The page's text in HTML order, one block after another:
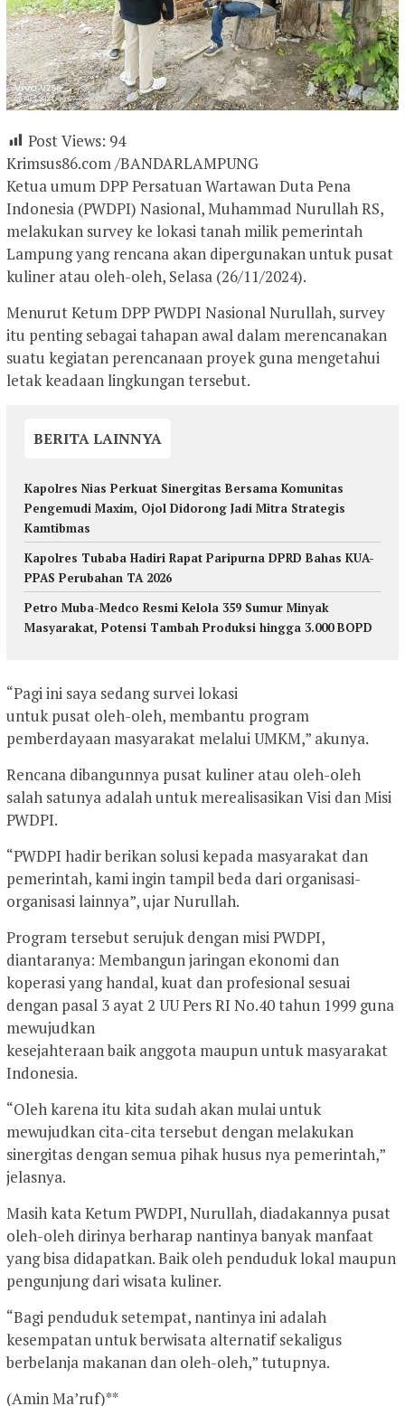
Post Views: 94
Krimsus86.com /BANDARLAMPUNG
Ketua umum DPP Persatuan Wartawan Duta Pena
Indonesia (PWDPI) Nasional, Muhammad Nurullah RS,
melakukan survey ke lokasi tanah milik pemerintah
Lampung yang rencana akan dipergunakan untuk pusat
kuliner atau oleh-oleh, Selasa (26/11/2024).
Menurut Ketum DPP PWDPI Nasional Nurullah, survey
itu penting sebagai tahapan awal dalam merencanakan
suatu kegiatan perencanaan proyek guna mengetahui
letak keadaan lingkungan tersebut.
BERITA LAINNYA
Kapolres Nias Perkuat Sinergitas Bersama Komunitas
Pengemudi Maxim, Ojol Didorong Jadi Mitra Strategis
Kamtibmas
Kapolres Tubaba Hadiri Rapat Paripurna DPRD Bahas KUA-
PPAS Perubahan TA 2026
Petro Muba-Medco Resmi Kelola 359 Sumur Minyak
Masyarakat, Potensi Tambah Produksi hingga 3.000 BOPD
“Pagi ini saya sedang survei lokasi
untuk pusat oleh-oleh, membantu program
pemberdayaan masyarakat melalui UMKM,” akunya.
Rencana dibangunnya pusat kuliner atau oleh-oleh
salah satunya adalah untuk merealisasikan Visi dan Misi
PWDPI.
“PWDPI hadir berikan solusi kepada masyarakat dan
pemerintah, kami ingin tampil beda dari organisasi-
organisasi lainnya”, ujar Nurullah.
Program tersebut serujuk dengan misi PWDPI,
diantaranya: Membangun jaringan ekonomi dan
koperasi yang handal, kuat dan profesional sesuai
dengan pasal 3 ayat 2 UU Pers RI No.40 tahun 1999 guna
mewujudkan
kesejahteraan baik anggota maupun untuk masyarakat
Indonesia.
“Oleh karena itu kita sudah akan mulai untuk
mewujudkan cita-cita tersebut dengan melakukan
sinergitas dengan semua pihak husus nya pemerintah,”
jelasnya.
Masih kata Ketum PWDPI, Nurullah, diadakannya pusat
oleh-oleh dirinya berharap nantinya banyak manfaat
yang bisa didapatkan. Baik oleh penduduk lokal maupun
pengunjung dari wisata kuliner.
“Bagi penduduk setempat, nantinya ini adalah
kesempatan untuk berwisata alternatif sekaligus
berbelanja makanan dan oleh-oleh,” tutupnya.
(Amin Ma’ruf)**